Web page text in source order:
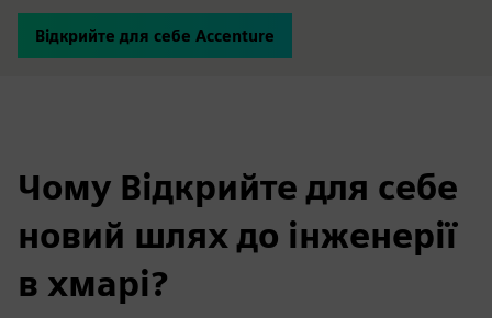
Відкрийте для себе Accenture
Чому Відкрийте для себе
новий шлях до інженерії
в хмарі?